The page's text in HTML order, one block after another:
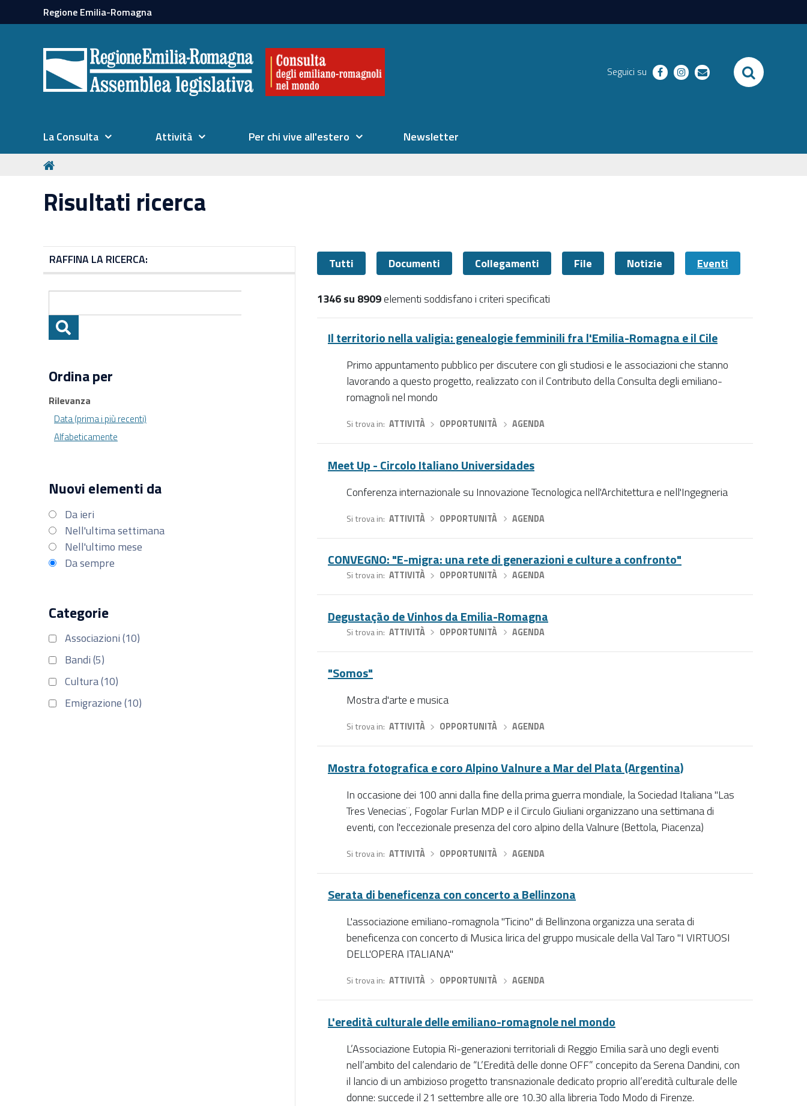
Regione Emilia-Romagna
Seguici su facebookinstagram
email SEARCH
La Consulta Attività Per chi vive all'estero Newsletter
Risultati ricerca
Tutti Documenti Collegamenti File Notizie Eventi
1346 su 8909elementi soddisfano i criteri specificati
Il territorio nella valigia: genealogie femminili fra l'Emilia-Romagna e il Cile
Primo appuntamento pubblico per discutere con gli studiosi e le associazioni che stanno
lavorando a questo progetto, realizzato con il Contributo della Consulta degli emiliano-
romagnoli nel mondo
Si trova in ATTIVITÀ› OPPORTUNITÀ AGENDA
Meet Up - Circolo Italiano Universidades
Conferenza internazionale su Innovazione Tecnologica nell'Architettura e nell'Ingegneria
Si trova in ATTIVITÀ› OPPORTUNITÀ AGENDA
CONVEGNO: "E-migra: una rete di generazioni e culture a confronto"
Si trova in ATTIVITÀ› OPPORTUNITÀ AGENDA
Degustação de Vinhos da Emilia-Romagna
Si trova in ATTIVITÀ› OPPORTUNITÀ AGENDA
"Somos"
Mostra d'arte e musica
Si trova in ATTIVITÀ› OPPORTUNITÀ AGENDA
Mostra fotografica e coro Alpino Valnure a Mar del Plata (Argentina)
In occasione dei 100 anni dalla fine della prima guerra mondiale, la Sociedad Italiana "Las
Tres Venecias¨, Fogolar Furlan MDP e il Circulo Giuliani organizzano una settimana di
eventi, con l'eccezionale presenza del coro alpino della Valnure (Bettola, Piacenza)
Si trova in ATTIVITÀ› OPPORTUNITÀ AGENDA
Serata di beneficenza con concerto a Bellinzona
L'associazione emiliano-romagnola "Ticino" di Bellinzona organizza una serata di
beneficenza con concerto di Musica lirica del gruppo musicale della Val Taro "I VIRTUOSI
DELL'OPERA ITALIANA"
Si trova in ATTIVITÀ› OPPORTUNITÀ AGENDA
L'eredità culturale delle emiliano-romagnole nel mondo
L’Associazione Eutopia Ri-generazioni territoriali di Reggio Emilia sarà uno degli eventi
nell’ambito del calendario de “L’Eredità delle donne OFF” concepito da Serena Dandini, con
il lancio di un ambizioso progetto transnazionale dedicato proprio all’eredità culturale delle
donne: succede il 21 settembre alle ore 10.30 alla libreria Todo Modo di Firenze.
RAFFINA LA RICERCA:
Ordina per
Rilevanza
Data (prima i più recenti)
Alfabeticamente
Nuovi elementi da
Da ieri
Nell'ultima settimana
Nell'ultimo mese
Da sempre
Categorie
Associazioni (10)
Bandi (5)
Cultura (10)
Emigrazione (10)